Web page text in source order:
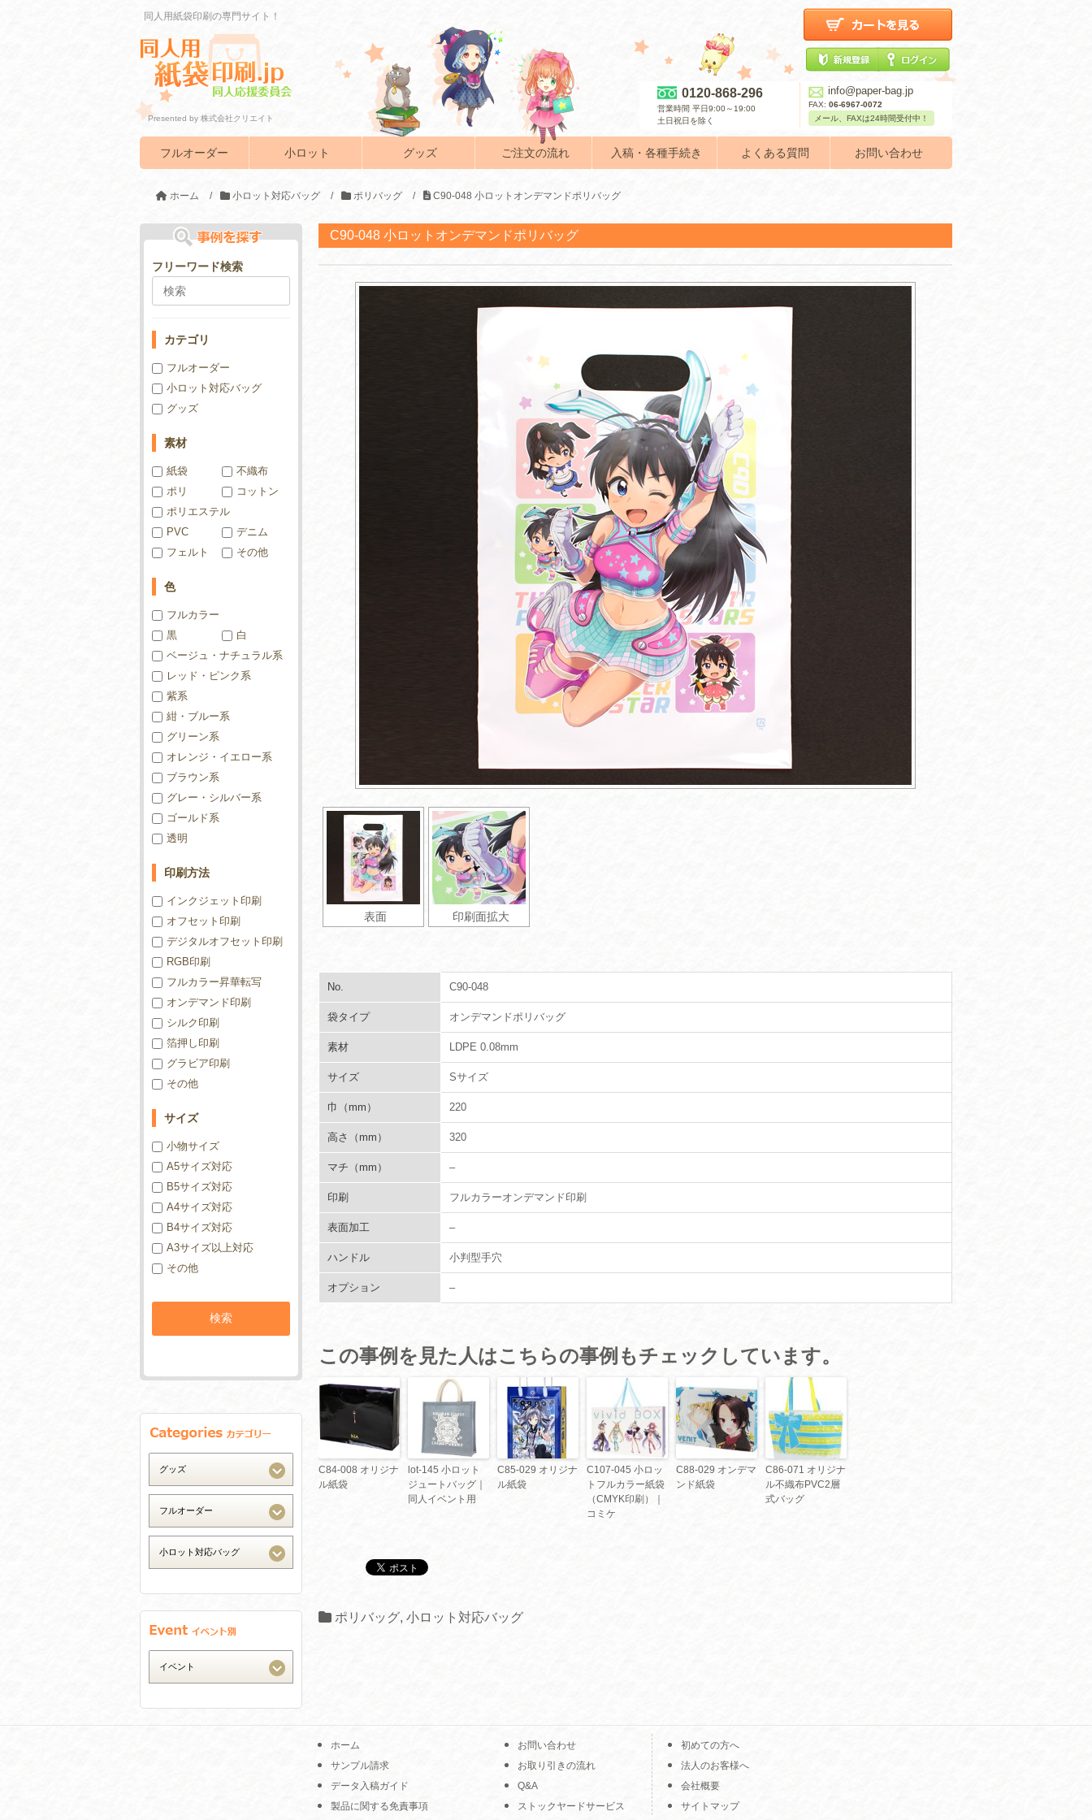
同人用紙袋印刷の専門サイト！
Presented by 株式会社クリエイト
0120-868-296
営業時間 平日9:00～19:00
土日祝日を除く
info@paper-bag.jp
FAX: 06-6967-0072
メール、FAXは24時間受付中！
フルオーダー 小ロット グッズ ご注文の流れ 入稿・各種手続き よくある質問 お問い合わせ
ホーム / 小ロット対応バッグ / ポリバッグ / C90-048 小ロットオンデマンドポリバッグ
C90-048 小ロットオンデマンドポリバッグ
表面 印刷面拡大
No. C90-048
袋タイプ オンデマンドポリバッグ
素材 LDPE 0.08mm
サイズ Sサイズ
巾（mm） 220
高さ（mm） 320
マチ（mm） –
印刷 フルカラーオンデマンド印刷
表面加工 –
ハンドル 小判型手穴
オプション –
この事例を見た人はこちらの事例もチェックしています。
C84-008 オリジナ
ル紙袋
lot-145 小ロット
ジュートバッグ｜
同人イベント用
C85-029 オリジナ
ル紙袋
C107-045 小ロッ
トフルカラー紙袋
（CMYK印刷）｜
コミケ
C88-029 オンデマ
ンド紙袋
C86-071 オリジナ
ル不織布PVC2層
式バッグ
ポリバッグ, 小ロット対応バッグ
フリーワード検索
カテゴリ
フルオーダー
小ロット対応バッグ
グッズ
素材
紙袋
不織布
ポリ
コットン
ポリエステル
PVC
デニム
フェルト
その他
色
フルカラー
黒
白
ベージュ・ナチュラル系
レッド・ピンク系
紫系
紺・ブルー系
グリーン系
オレンジ・イエロー系
ブラウン系
グレー・シルバー系
ゴールド系
透明
印刷方法
インクジェット印刷
オフセット印刷
デジタルオフセット印刷
RGB印刷
フルカラー昇華転写
オンデマンド印刷
シルク印刷
箔押し印刷
グラビア印刷
その他
サイズ
小物サイズ
A5サイズ対応
B5サイズ対応
A4サイズ対応
B4サイズ対応
A3サイズ以上対応
その他
ホーム
サンプル請求
データ入稿ガイド
製品に関する免責事項
お問い合わせ
お取り引きの流れ
Q&A
ストックヤードサービス
初めての方へ
法人のお客様へ
会社概要
サイトマップ